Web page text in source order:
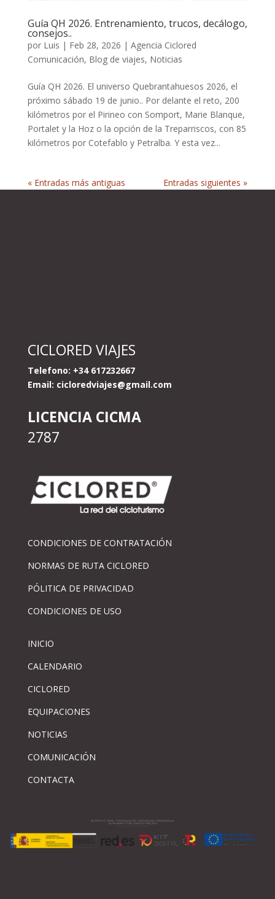
Guía QH 2026. Entrenamiento, trucos, decálogo,
consejos..
por Luis | Feb 28, 2026 | Agencia Ciclored
Comunicación, Blog de viajes, Noticias
Guía QH 2026. El universo Quebrantahuesos 2026, el
próximo sábado 19 de junio.. Por delante el reto, 200
kilómetros por el Pirineo con Somport, Marie Blanque,
Portalet y la Hoz o la opción de la Treparriscos, con 85
kilómetros por Cotefablo y Petralba. Y esta vez...
« Entradas más antiguas Entradas siguientes »
CICLORED VIAJES
Telefono: +34 617232667
Email: cicloredviajes@gmail.com
LICENCIA CICMA
2787
CONDICIONES DE CONTRATACIÓN
NORMAS DE RUTA CICLORED
PÓLITICA DE PRIVACIDAD
CONDICIONES DE USO
INICIO
CALENDARIO
CICLORED
EQUIPACIONES
NOTICIAS
COMUNICACIÓN
CONTACTA